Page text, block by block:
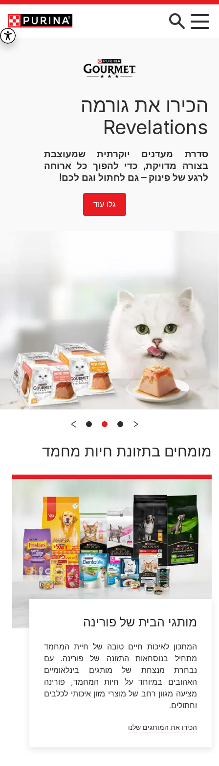
Skip to main content
חטיפי שלוקים לחתולים
הכירו דרך מהנה לפנק את החתול
שלכם!
לחתולים בטעם שלא ניתן לעמוד בפניו,
להישאר לצידכם ליותר זמן.
מתחיל בנוסחאות התזונה של פורינה. עם
האהובים במיוחד על חיות המחמד, פורינה
מציעה מגוון רחב של מוצרי מזון איכותי לכלבים
וחתולים.
הכירו את המותגים שלנו